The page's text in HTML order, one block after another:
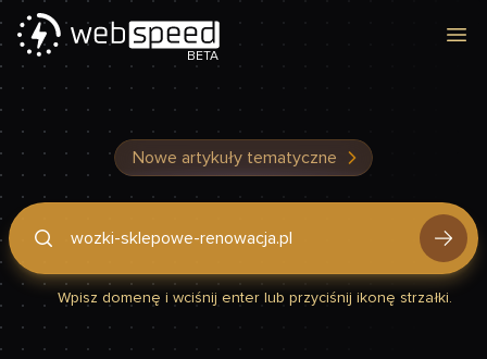
BETA
Nowe artykuły tematyczne
Podaj domenę, by sprawdzić, czy Twoja strona jest szybka
Wpisz domenę i wciśnij enter lub przyciśnij ikonę strzałki.